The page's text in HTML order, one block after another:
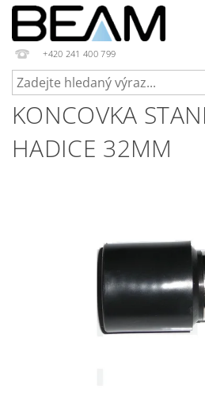
+420 241 400 799
KONCOVKA
HADICE 32MM